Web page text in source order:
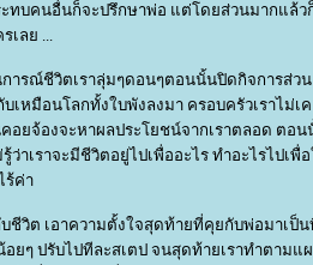
ะทบคนอื่นก็จะปรึกษาพ่อ แต่โดยส่วนมากแล้
เลย ...
ารณ์ชีวิตเราลุ่มๆดอนๆตอนนั้นปิดกิจการส่ว
บเหมือนโลกทั้งใบพังลงมา ครอบครัวเราไม่
อยจ้องจะหาผลประโยชน์จากเราตลอด ตอน
รู้ว่าเราจะมีชีวิตอยู่ไปเพื่ออะไร ทำอะไรไปเ
ร้ค่า
กับชีวิต เอาความตั้งใจสุดท้ายที่คุยกับพ่อมาเ
ยๆ ปรับไปทีละสเตป จนสุดท้ายเราทำตามแ